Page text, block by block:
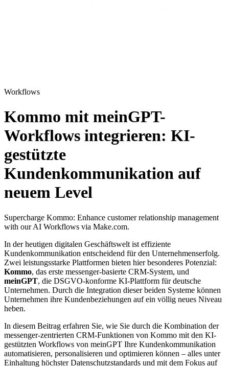
Workflows
Kommo mit meinGPT-
Workflows integrieren: KI-
gestützte
Kundenkommunikation auf
neuem Level
Supercharge Kommo: Enhance customer relationship management
with our AI Workflows via Make.com.
In der heutigen digitalen Geschäftswelt ist effiziente
Kundenkommunikation entscheidend für den Unternehmenserfolg.
Zwei leistungsstarke Plattformen bieten hier besonderes Potenzial:
Kommo, das erste messenger-basierte CRM-System, und
meinGPT, die DSGVO-konforme KI-Plattform für deutsche
Unternehmen. Durch die Integration dieser beiden Systeme können
Unternehmen ihre Kundenbeziehungen auf ein völlig neues Niveau
heben.
In diesem Beitrag erfahren Sie, wie Sie durch die Kombination der
messenger-zentrierten CRM-Funktionen von Kommo mit den KI-
gestützten Workflows von meinGPT Ihre Kundenkommunikation
automatisieren, personalisieren und optimieren können – alles unter
Einhaltung höchster Datenschutzstandards und mit dem Fokus auf